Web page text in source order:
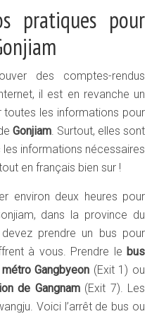
pratiques pour
des comptes-rendus
il est en revanche un
toutes les informations pour
Gonjiam. Surtout, elles sont
informations nécessaires
en français bien sur !
environ deux heures pour
dans la province du
prendre un bus pour
à vous. Prendre le bus
Gangbyeon (Exit 1) ou
de Gangnam(Exit 7). Les
Voici l’arrêt de bus ou